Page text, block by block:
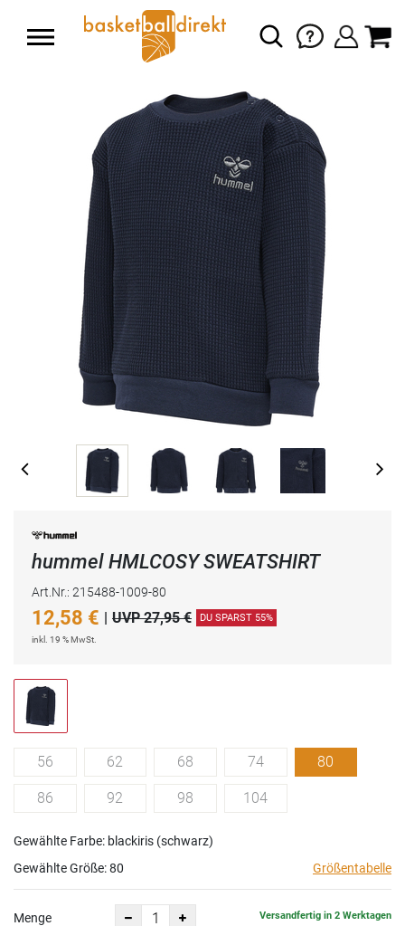
hummel HMLCOSY SWEATSHIRT
Art.Nr.: 215488-1009-80
12,58 € | UVP 27,95 € DU SPARST 55%
inkl. 19 % MwSt.
56 62 68 74 80
86 92 98 104
Gewählte Farbe: blackiris (schwarz)
Gewählte Größe:80 Größentabelle
Menge Versandfertig in 2 Werktagen